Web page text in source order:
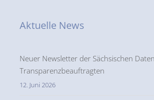
Aktuelle News
Neuer Newsletter der Sächsischen
Transparenzbeauftragten
12. Juni 2026